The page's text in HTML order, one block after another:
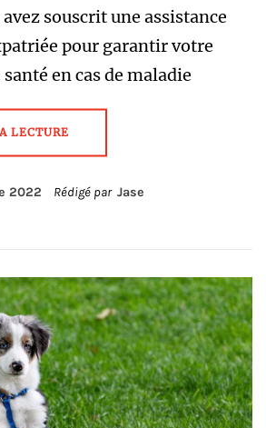
avez souscrit une assistance
pour garantir votre
en cas de maladie
LECTURE
2022 Rédigé par Jase